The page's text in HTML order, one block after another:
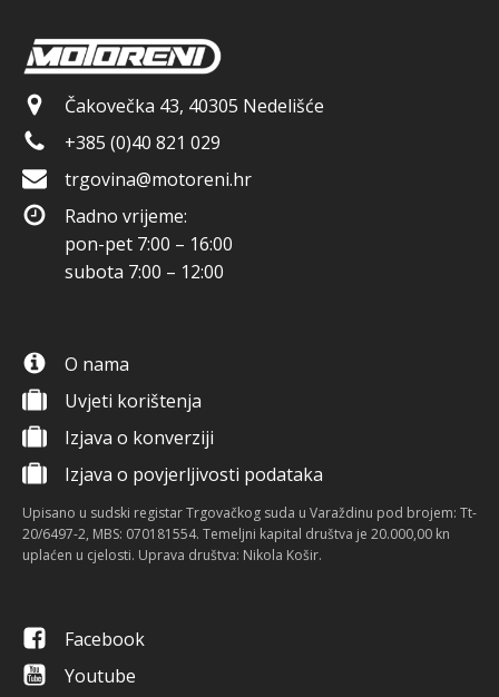
Čakovečka 43, 40305 Nedelišće
+385 (0)40 821 029
trgovina@motoreni.hr
Radno vrijeme:
pon-pet 7:00 – 16:00
subota 7:00 – 12:00
O nama
Uvjeti korištenja
Izjava o konverziji
Izjava o povjerljivosti podataka
Upisano u sudski registar Trgovačkog suda u Varaždinu pod brojem: Tt-
20/6497-2, MBS: 070181554. Temeljni kapital društva je 20.000,00 kn
uplaćen u cjelosti. Uprava društva: Nikola Košir.
Facebook
Youtube